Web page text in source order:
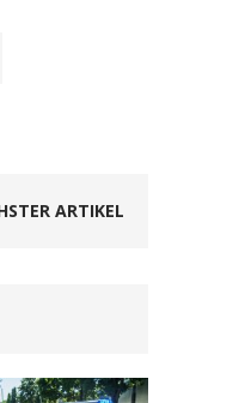
ARTIKEL